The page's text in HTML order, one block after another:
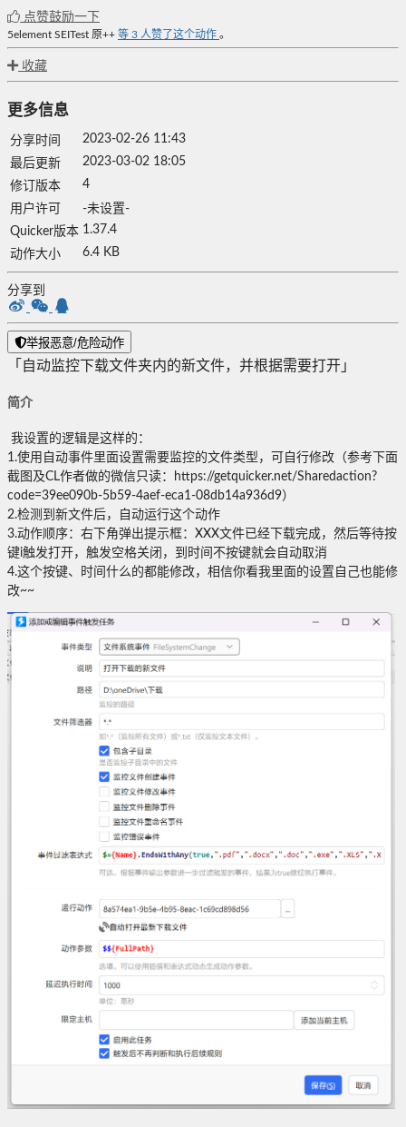
点赞鼓励一下
5element SEITest 原++ 等 3 人赞了这个动作 。
收藏
更多信息
分享时间
2023-02-26 11:43
最后更新
2023-03-02 18:05
修订版本
4
用户许可
-未设置-
Quicker版本 1.37.4
动作大小
6.4 KB
分享到
举报恶意/危险动作
「自动监控下载文件夹内的新文件，并根据需要打开」
简介
我设置的逻辑是这样的：
1.使用自动事件里面设置需要监控的文件类型，可自行修改（参考下面
截图及CL作者做的微信只读：https://getquicker.net/Sharedaction?
code=39ee090b-5b59-4aef-eca1-08db14a936d9）
2.检测到新文件后，自动运行这个动作
3.动作顺序：右下角弹出提示框：XXX文件已经下载完成，然后等待按
键i触发打开，触发空格关闭，到时间不按键就会自动取消
4.这个按键、时间什么的都能修改，相信你看我里面的设置自己也能修
改~~